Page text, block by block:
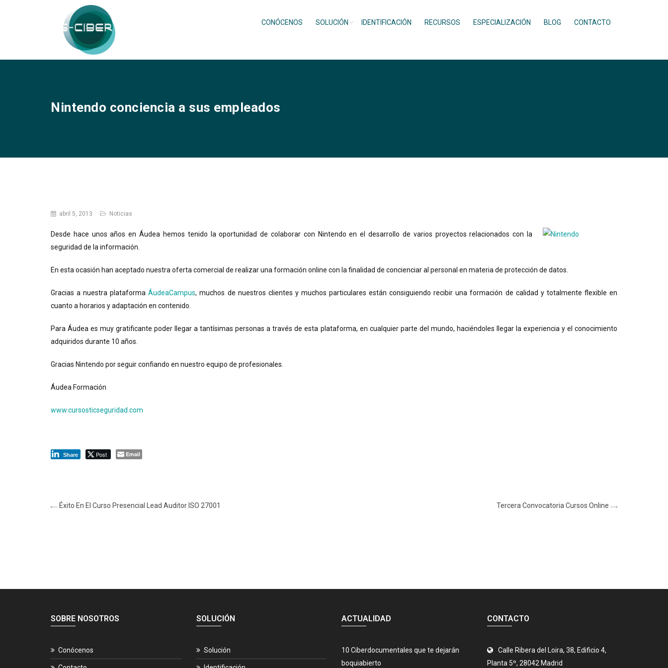
CONÓCENOS SOLUCIÓN IDENTIFICACIÓN RECURSOS ESPECIALIZACIÓN BLOG CONTACTO
Nintendo conciencia a sus empleados
abril 5, 2013 Noticias
Desde hace unos años en Áudea hemos tenido la oportunidad de colaborar con Nintendo en el desarrollo de varios proyectos relacionados con la
seguridad de la información.
En esta ocasión han aceptado nuestra oferta comercial de realizar una formación online con la finalidad de concienciar al personal en materia de protección de datos.
Gracias a nuestra plataformaÁudeaCampus, muchos de nuestros clientes y muchos particulares están consiguiendo recibir una formación de calidad y totalmente flexible en
cuanto a horarios y adaptación en contenido.
Para Áudea es muy gratificante poder llegar a tantísimas personas a través de esta plataforma, en cualquier parte del mundo, haciéndoles llegar la experiencia y el conocimiento
adquiridos durante 10 años.
Gracias Nintendo por seguir confiando en nuestro equipo de profesionales.
Áudea Formación
www.cursosticseguridad.com
Share Post Email
Éxito En El Curso Presencial Lead Auditor ISO 27001 Tercera Convocatoria Cursos Online
SOBRE NOSOTROS
Conócenos
SOLUCIÓN
Solución
ACTUALIDAD
10 Ciberdocumentales que te dejarán
boquiabierto
CONTACTO
Calle Ribera del Loira, 38, Edificio 4,
Planta 5º, 28042 Madrid